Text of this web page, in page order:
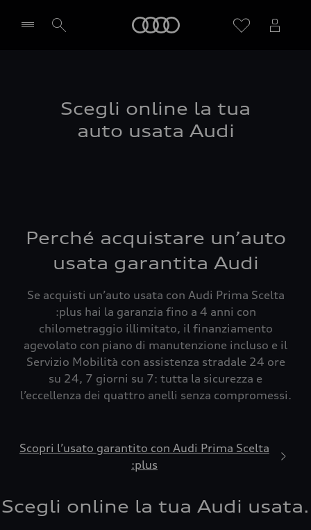
Scegli online la tua
auto usata Audi
Perché acquistare un’auto
usata garantita Audi
Se acquisti un’auto usata con Audi Prima Scelta
:plus hai la garanzia fino a 4 anni con
chilometraggio illimitato, il finanziamento
agevolato con piano di manutenzione incluso e il
Servizio Mobilità con assistenza stradale 24 ore
su 24, 7 giorni su 7: tutta la sicurezza e
l’eccellenza dei quattro anelli senza compromessi.
Scopri l’usato garantito con Audi Prima Scelta
:plus
Scegli online la tua Audi usata.